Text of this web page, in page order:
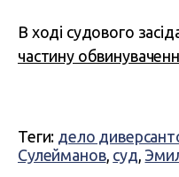
В ході судового
частину
Теги: дело
Сулейманов, суд,